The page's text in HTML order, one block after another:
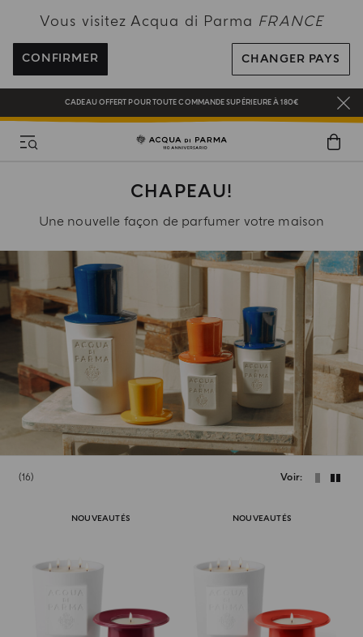
Vous visitez Acqua di Parma FRANCE
CONFIRMER CHANGER PAYS
NEW IN:BERGAMOTTO LA SPUGNATURA
INSCRIVEZ-VOUS ET PROFITEZ DE NOS AVANTAGES
CADEAU OFFERT POUR TOUTE COMMANDE SUPÉRIEURE À 180€
CHAPEAU!
Une nouvelle façon de parfumer votre maison
16 Voir
NOUVEAUTÉS NOUVEAUTÉS